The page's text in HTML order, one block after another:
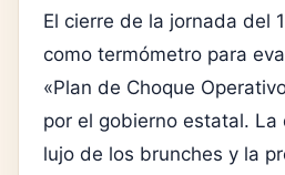
El cierre de la jornada del
como termómetro para
«Plan de Choque
por el gobierno estatal.
lujo de los brunches y la